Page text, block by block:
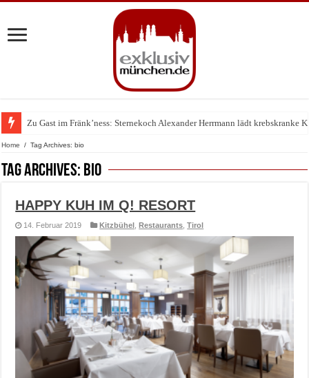
Zu Gast im Fränk’ness: Sternekoch Alexander Herrmann lädt krebskranke
Warum München gerade zum Treffpunkt der Lingerie-Branche wurde
Home / Tag Archives: bio
Tag Archives: bio
HAPPY KUH IM Q! RESORT
14. Februar 2019 Kitzbühel ,Restaurants ,Tirol